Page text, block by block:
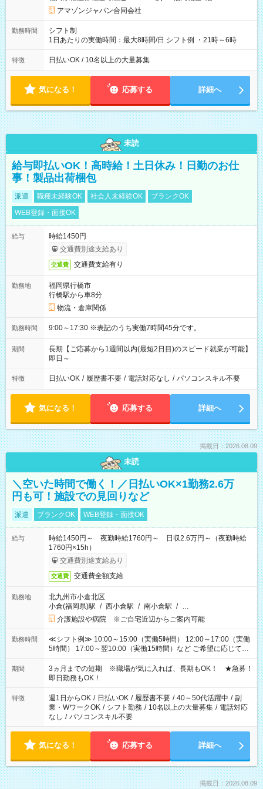
です。
アマゾンジャパン合同会社
勤務時間
シフト制
1日あたりの実働時間：最大8時間/日 シフト例 ・21時～6時
特徴 日払いOK / 10名以上の大量募集
気になる！ 応募する 詳細へ
未読
給与即払いOK！高時給！土日休み！日勤のお仕
事！製品出荷梱包
派遣 職種未経験OK 社会人未経験OK
ブランクOK
WEB登録・面接OK
給与
時給1450円
交通費別途支給あり
交通費 交通費支給有り
勤務地
福岡県行橋市
行橋駅から車8分
物流・倉庫関係
勤務時間 9:00～17:30 ※表記のうち実働7時間45分です。
期間
長期【ご応募から1週間以内(最短2日目)のスピード就業が可能】
即日～
特徴 日払いOK / 履歴書不要 / 電話対応なし / パソコンスキル不要
気になる！ 応募する 詳細へ
掲載日：2026.08.09
未読
＼空いた時間で働く！／日払いOK×1勤務2.6万
円も可！施設での見回りなど
派遣 ブランクOK WEB登録・面接OK
給与
時給1450円～ 夜勤時給1760円～ 日収2.6万円～（夜勤時給
1760円×15h）
交通費別途支給あり
交通費 交通費全額支給
勤務地
北九州市小倉北区
小倉(福岡県)駅 / 西小倉駅 / 南小倉駅 / …
介護施設や病院 ※ご自宅近辺からご案内可能
勤務時間
≪シフト例≫ 10:00～15:00（実働5時間） 12:00～17:00（実働
5時間） 17:00～翌10:00（実働15時間）など ご希望に応じて、
働く時間は調整できます！ お気軽に担当へ相談ください！
期間
3ヵ月までの短期 ※職場が気に入れば、長期もOK！ ★急募！
即日勤務もOK！
特徴 週1日からOK / 日払いOK / 履歴書不要 / 40～50代活躍中 / 副
業・WワークOK / シフト勤務 / 10名以上の大量募集 / 電話対応
なし / パソコンスキル不要
気になる！ 応募する 詳細へ
掲載日：2026.08.09